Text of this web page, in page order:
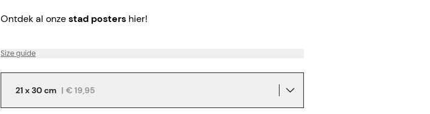
Ontdek al onzestad posters hier!
Size guide
21 x 30 cm | € 19,95